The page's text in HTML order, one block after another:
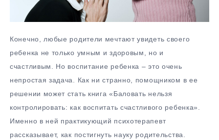
Конечно, любые родители мечтают увидеть своего
ребенка не только умным и здоровым, но и
счастливым. Но воспитание ребенка – это очень
непростая задача. Как ни странно, помощником в ее
решении может стать книга «Баловать нельзя
контролировать: как воспитать счастливого ребенка».
Именно в ней практикующий психотерапевт
рассказывает, как постигнуть науку родительства.